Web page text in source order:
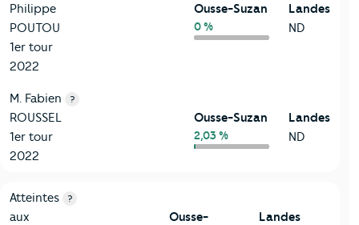
Philippe
POUTOU
1er tour
2022
Ousse-Suzan
0 %
Landes
ND
M. Fabien
ROUSSEL
1er tour
2022
?
Ousse-Suzan
2,03 %
Landes
ND
7-Sécurité
Critères
Atteintes
aux
?
Ousse-
Landes